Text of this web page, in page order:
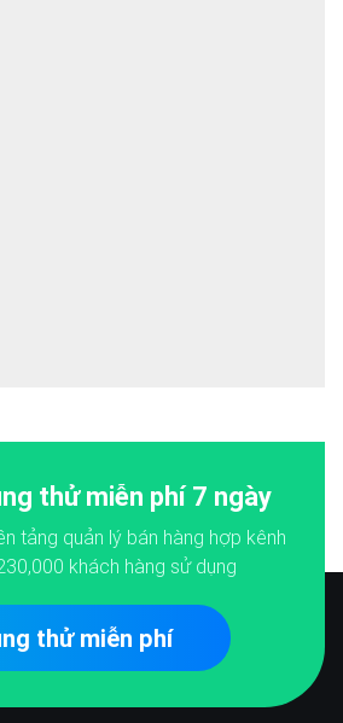
thử miễn phí 7 ngày
tảng quản lý bán hàng hợp kênh
khách hàng sử dụng
thử miễn phí